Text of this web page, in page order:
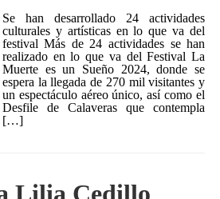
Se han desarrollado 24 actividades
culturales y artísticas en lo que va del
festival Más de 24 actividades se han
realizado en lo que va del Festival La
Muerte es un Sueño 2024, donde se
espera la llegada de 270 mil visitantes y
un espectáculo aéreo único, así como el
Desfile de Calaveras que contempla
[…]